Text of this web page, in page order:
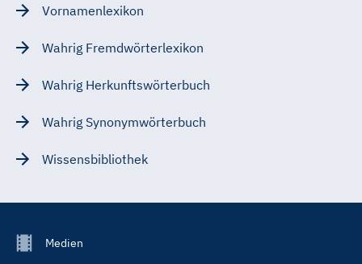
Vornamenlexikon
Wahrig Fremdwörterlexikon
Wahrig Herkunftswörterbuch
Wahrig Synonymwörterbuch
Wissensbibliothek
FooterMedien